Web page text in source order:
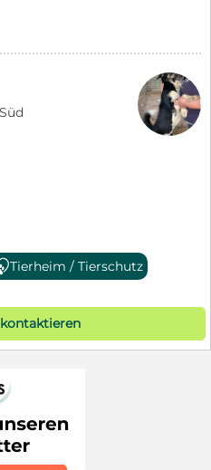
Tierheim / Tierschutz